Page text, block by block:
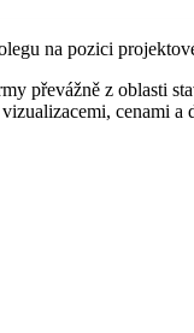
na pozici
převážně z oblasti
cenami a